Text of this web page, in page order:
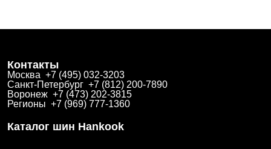
Контакты
Москва +7 (495) 032-3203
Санкт-Петербург +7 (812) 200-7890
Воронеж +7 (473) 202-3815
Регионы +7 (969) 777-1360
Каталог шин Hankook